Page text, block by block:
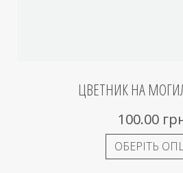
ЦВЕТНИК НА
100.00
ОБЕРІТЬ